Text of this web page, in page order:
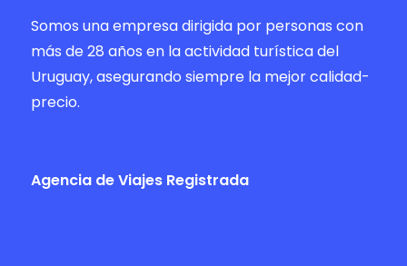
Somos una empresa dirigida por personas con
más de 28 años en la actividad turística del
Uruguay, asegurando siempre la mejor calidad-
precio.
Agencia de Viajes Registrada